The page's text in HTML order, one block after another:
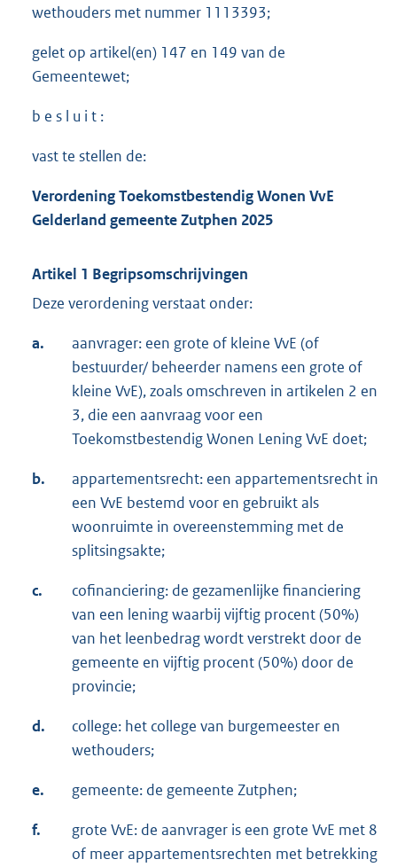
wethouders met nummer 1113393;
gelet op artikel(en) 147 en 149 van de
Gemeentewet;
b e s l u i t :
vast te stellen de:
Verordening Toekomstbestendig Wonen VvE
Gelderland gemeente Zutphen 2025
Artikel 1 Begripsomschrijvingen
Deze verordening verstaat onder:
a.
aanvrager: een grote of kleine VvE (of
bestuurder/ beheerder namens een grote of
kleine VvE), zoals omschreven in artikelen 2 en
3, die een aanvraag voor een
Toekomstbestendig Wonen Lening VvE doet;
b.
appartementsrecht: een appartementsrecht in
een VvE bestemd voor en gebruikt als
woonruimte in overeenstemming met de
splitsingsakte;
c.
cofinanciering: de gezamenlijke financiering
van een lening waarbij vijftig procent (50%)
van het leenbedrag wordt verstrekt door de
gemeente en vijftig procent (50%) door de
provincie;
d.
college: het college van burgemeester en
wethouders;
e. gemeente: de gemeente Zutphen;
f.
grote VvE: de aanvrager is een grote VvE met 8
of meer appartementsrechten met betrekking